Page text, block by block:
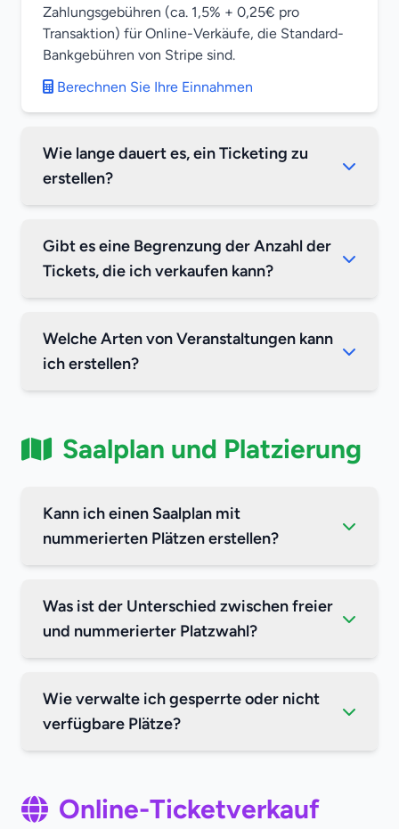
Zahlungsgebühren (ca. 1,5% + 0,25€ pro
Transaktion) für Online-Verkäufe, die Standard-
Bankgebühren von Stripe sind.
Berechnen Sie Ihre Einnahmen
Wie lange dauert es, ein Ticketing zu
erstellen?
Gibt es eine Begrenzung der Anzahl der
Tickets, die ich verkaufen kann?
Welche Arten von Veranstaltungen kann
ich erstellen?
Saalplan und Platzierung
Kann ich einen Saalplan mit
nummerierten Plätzen erstellen?
Was ist der Unterschied zwischen freier
und nummerierter Platzwahl?
Wie verwalte ich gesperrte oder nicht
verfügbare Plätze?
Online-Ticketverkauf